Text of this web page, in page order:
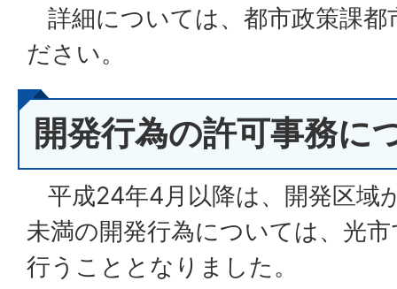
詳細については、都市政策課都
ださい。
開発行為の許可事務に
平成24年4月以降は、開発区域
未満の開発行為については、光
行うこととなりました。